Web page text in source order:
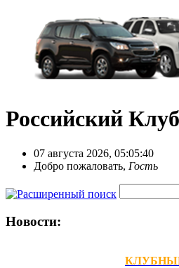
Российский
07 августа 2026, 05:05:40
Добро пожаловать, Гость
Новости:
КЛУБНЫЙ